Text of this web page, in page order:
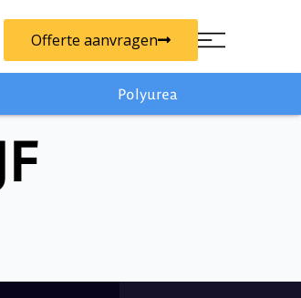
Offerte aanvragen
Polyurea